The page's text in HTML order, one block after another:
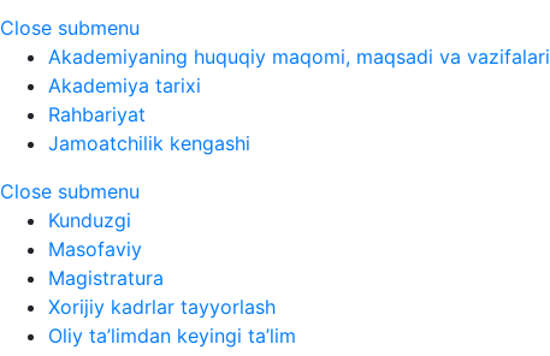
Close submenu
Akademiyaning huquqiy maqomi, maqsadi va vazifalari
Akademiya tarixi
Rahbariyat
Jamoatchilik kengashi
Close submenu
Kunduzgi
Masofaviy
Magistratura
Xorijiy kadrlar tayyorlash
Oliy ta’limdan keyingi ta’lim